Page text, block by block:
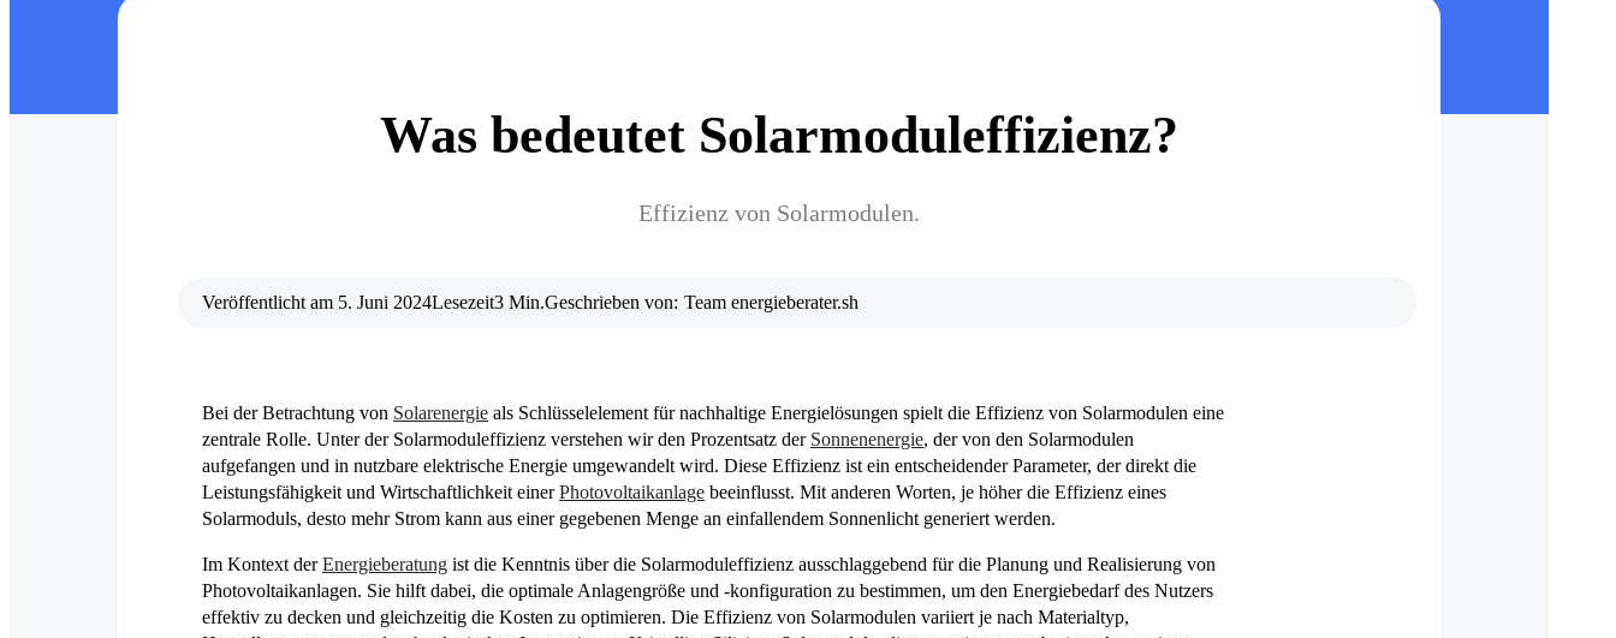
Was bedeutet Solarmoduleffizienz?
Effizienz von Solarmodulen.
Veröffentlicht am 5. Juni 2024Lesezeit3 Min.Geschrieben von: Team energieberater.sh
Bei der Betrachtung von Solarenergie als Schlüsselelement für nachhaltige Energielösungen spielt die Effizienz von Solarmodulen eine
zentrale Rolle. Unter der Solarmoduleffizienz verstehen wir den Prozentsatz der Sonnenenergie, der von den Solarmodulen
aufgefangen und in nutzbare elektrische Energie umgewandelt wird. Diese Effizienz ist ein entscheidender Parameter, der direkt die
Leistungsfähigkeit und Wirtschaftlichkeit einerPhotovoltaikanlage beeinflusst. Mit anderen Worten, je höher die Effizienz eines
Solarmoduls, desto mehr Strom kann aus einer gegebenen Menge an einfallendem Sonnenlicht generiert werden.
Im Kontext derEnergieberatung ist die Kenntnis über die Solarmoduleffizienz ausschlaggebend für die Planung und Realisierung von
Photovoltaikanlagen. Sie hilft dabei, die optimale Anlagengröße und -konfiguration zu bestimmen, um den Energiebedarf des Nutzers
effektiv zu decken und gleichzeitig die Kosten zu optimieren. Die Effizienz von Solarmodulen variiert je nach Materialtyp,